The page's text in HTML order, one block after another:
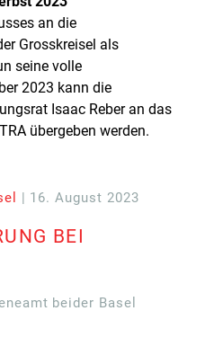
an die
Grosskreisel als
seine volle
2023 kann die
Isaac Reber an das
übergeben werden.
| 16. August 2023
BEI
beider Basel